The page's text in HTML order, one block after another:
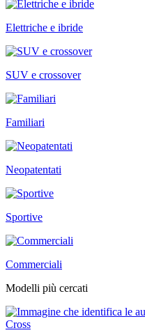
Elettriche e ibride
SUV e crossover
Familiari
Neopatentati
Sportive
Commerciali
Modelli più cercati